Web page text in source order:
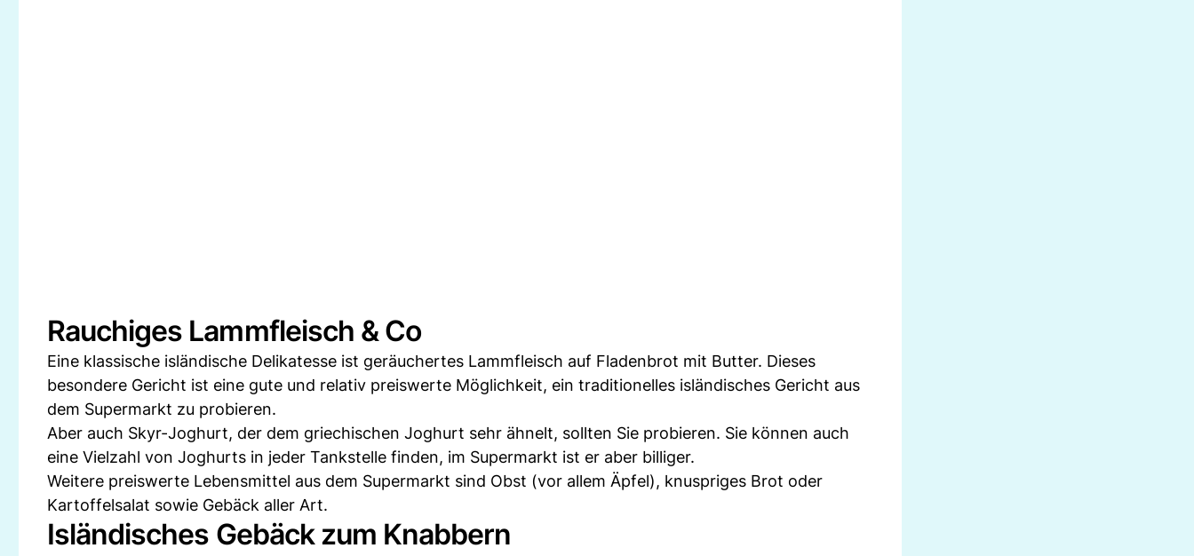
Rauchiges Lammfleisch & Co
Eine klassische isländische Delikatesse ist geräuchertes Lammfleisch auf Fladenbrot mit Butter. Dieses
besondere Gericht ist eine gute und relativ preiswerte Möglichkeit, ein traditionelles isländisches Gericht aus
dem Supermarkt zu probieren.
Aber auch Skyr-Joghurt, der dem griechischen Joghurt sehr ähnelt, sollten Sie probieren. Sie können auch
eine Vielzahl von Joghurts in jeder Tankstelle finden, im Supermarkt ist er aber billiger.
Weitere preiswerte Lebensmittel aus dem Supermarkt sind Obst (vor allem Äpfel), knuspriges Brot oder
Kartoffelsalat sowie Gebäck aller Art.
Isländisches Gebäck zum Knabbern